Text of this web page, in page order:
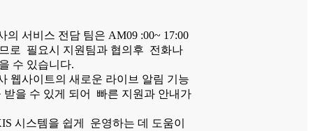
의 서비스 전담 팀은 AM09 :00~ 17:00
로 필요시 지원팀과 협의후 전화나
수 있습니다.
웹사이트의 새로운 라이브 알림 기능
받을 수 있게 되어 빠른 지원과 안내가
시스템을 쉽게 운영하는 데 도움이